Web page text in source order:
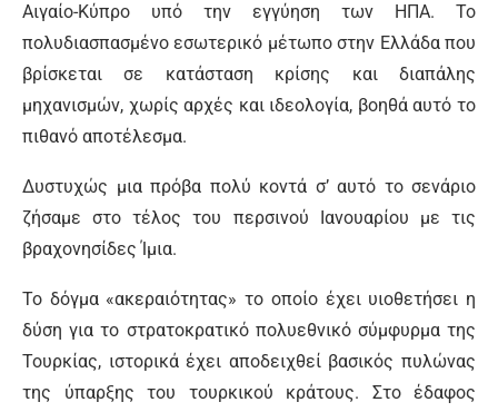
Αιγαίο-Κύπρο υπό την εγγύηση των ΗΠΑ. Το
πολυδιασπασμένο εσωτερικό μέτωπο στην Ελλάδα που
βρίσκεται σε κατάσταση κρίσης και διαπάλης
μηχανισμών, χωρίς αρχές και ιδεολογία, βοηθά αυτό το
πιθανό αποτέλεσμα.
Δυστυχώς μια πρόβα πολύ κοντά σ’ αυτό το σενάριο
ζήσαμε στο τέλος του περσινού Ιανουαρίου με τις
βραχονησίδες Ίμια.
Το δόγμα «ακεραιότητας» το οποίο έχει υιοθετήσει η
δύση για το στρατοκρατικό πολυεθνικό σύμφυρμα της
Τουρκίας, ιστορικά έχει αποδειχθεί βασικός πυλώνας
της ύπαρξης του τουρκικού κράτους. Στο έδαφος